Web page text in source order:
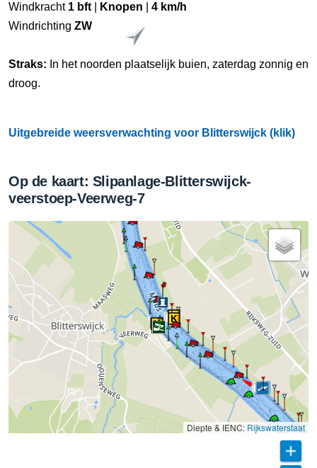
Windkracht 1 bft Knopen
4 km/h
Windrichting ZW
Straks: In het noorden plaatselijk buien, zaterdag zonnig en
droog.
Uitgebreide weersverwachting voor Blitterswijck (klik)
Op de kaart: Slipanlage-Blitterswijck-
veerstoep-Veerweg-7
129
128
Diepte & IENC: Rijkswaterstaat